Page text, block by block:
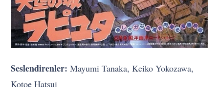
Seslendirenler: Mayumi Tanaka, Keiko Yokozawa,
Kotoe Hatsui